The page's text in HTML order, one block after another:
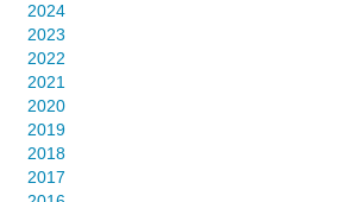
2024
2023
2022
2021
2020
2019
2018
2017